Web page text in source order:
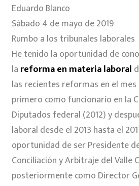
Eduardo Blanco
Sábado 4 de mayo de 2019
Rumbo a los tribunales laborales
He tenido la oportunidad de
la reforma en materia laboral
las recientes reformas en el mes
primero como funcionario en la
Diputados federal (2012) y
laboral desde el 2013 hasta el
oportunidad de ser Presidente
Conciliación y Arbitraje del Valle
posteriormente como Director